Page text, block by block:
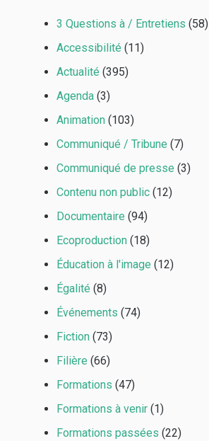
3 Questions à / Entretiens (58)
Accessibilité (11)
Actualité (395)
Agenda (3)
Animation (103)
Communiqué / Tribune (7)
Communiqué de presse (3)
Contenu non public (12)
Documentaire (94)
Ecoproduction (18)
Éducation à l'image (12)
Égalité (8)
Événements (74)
Fiction (73)
Filière (66)
Formations (47)
Formations à venir (1)
Formations passées (22)